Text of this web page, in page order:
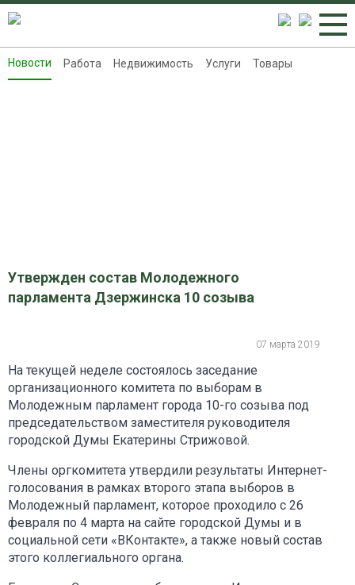
Новости
Новости Работа Недвижимость Услуги Товары
Утвержден состав Молодежного
парламента Дзержинска 10 созыва
07 марта 2019
На текущей неделе состоялось заседание
организационного комитета по выборам в
Молодежным парламент города 10-го созыва под
председательством заместителя руководителя
городской Думы Екатерины Стрижовой.
Члены оргкомитета утвердили результаты Интернет-
голосования в рамках второго этапа выборов в
Молодежный парламент, которое проходило с 26
февраля по 4 марта на сайте городской Думы и в
социальной сети «ВКонтакте», а также новый состав
этого коллегиального органа.